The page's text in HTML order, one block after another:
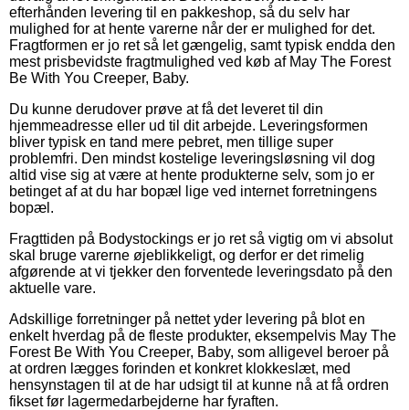
efterhånden levering til en pakkeshop, så du selv har
mulighed for at hente varerne når der er mulighed for det.
Fragtformen er jo ret så let gængelig, samt typisk endda den
mest prisbevidste fragtmulighed ved køb af May The Forest
Be With You Creeper, Baby.
Du kunne derudover prøve at få det leveret til din
hjemmeadresse eller ud til dit arbejde. Leveringsformen
bliver typisk en tand mere pebret, men tillige super
problemfri. Den mindst kostelige leveringsløsning vil dog
altid vise sig at være at hente produkterne selv, som jo er
betinget af at du har bopæl lige ved internet forretningens
bopæl.
Fragttiden på Bodystockings er jo ret så vigtig om vi absolut
skal bruge varerne øjeblikkeligt, og derfor er det rimelig
afgørende at vi tjekker den forventede leveringsdato på den
aktuelle vare.
Adskillige forretninger på nettet yder levering på blot en
enkelt hverdag på de fleste produkter, eksempelvis May The
Forest Be With You Creeper, Baby, som alligevel beroer på
at ordren lægges forinden et konkret klokkeslæt, med
hensynstagen til at de har udsigt til at kunne nå at få ordren
fikset før lagermedarbejderne har fyraften.